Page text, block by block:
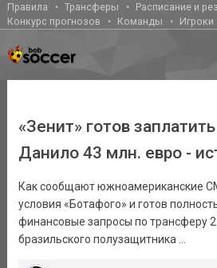
Правила Трансферы
Расписание и
Конкурс прогнозов
Команды Игроки
«Зенит» готов
Данило 43 млн. евро -
Как сообщают южноамериканские
условия «Ботафого» и готов
финансовые запросы по трансферу
бразильского полузащитника ...